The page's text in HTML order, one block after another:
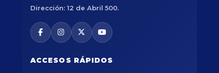
Dirección: 12 de Abril 500.
ACCESOS RÁPIDOS